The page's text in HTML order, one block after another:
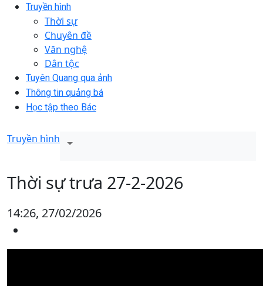
Truyền hình
Thời sự
Chuyên đề
Văn nghệ
Dân tộc
Tuyên Quang qua ảnh
Thông tin quảng bá
Học tập theo Bác
Truyền hình
Thời sự trưa 27-2-2026
14:26, 27/02/2026